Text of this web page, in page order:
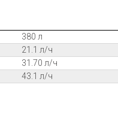
380 л
21.1 л/ч
31.70 л/ч
43.1 л/ч